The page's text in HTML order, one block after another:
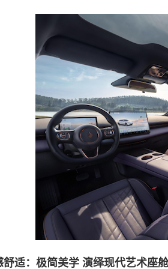
：极简美学 演绎现代艺术座舱